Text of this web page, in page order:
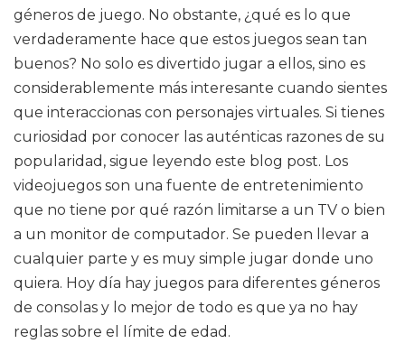
géneros de juego. No obstante, ¿qué es lo que
verdaderamente hace que estos juegos sean tan
buenos? No solo es divertido jugar a ellos, sino es
considerablemente más interesante cuando sientes
que interaccionas con personajes virtuales. Si tienes
curiosidad por conocer las auténticas razones de su
popularidad, sigue leyendo este blog post. Los
videojuegos son una fuente de entretenimiento
que no tiene por qué razón limitarse a un TV o bien
a un monitor de computador. Se pueden llevar a
cualquier parte y es muy simple jugar donde uno
quiera. Hoy día hay juegos para diferentes géneros
de consolas y lo mejor de todo es que ya no hay
reglas sobre el límite de edad.